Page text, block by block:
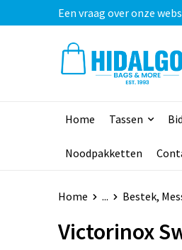
Een vraag over onze
Home Tassen
Noodpakketten
Home ... Bestek,
Victorinox